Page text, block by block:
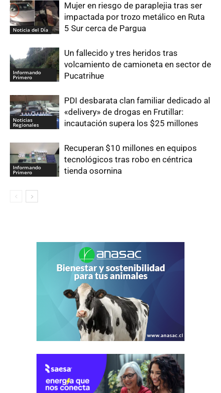
Noticia del Día
Mujer en riesgo de paraplejia tras ser
impactada por trozo metálico en Ruta
5 Sur cerca de Pargua
Informando
Primero
Un fallecido y tres heridos tras
volcamiento de camioneta en sector de
Pucatrihue
Noticias
Regionales
PDI desbarata clan familiar dedicado al
«delivery» de drogas en Frutillar:
incautación supera los $25 millones
Informando
Primero
Recuperan $10 millones en equipos
tecnológicos tras robo en céntrica
tienda osornina